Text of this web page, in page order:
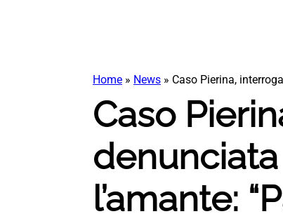
Home » News » Caso Pierina,
Caso
l’amante: